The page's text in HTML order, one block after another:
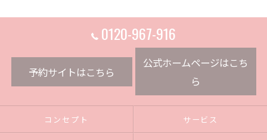
0120-967-916
予約サイトはこちら
公式ホームページはこち
ら
コンセプト サービス